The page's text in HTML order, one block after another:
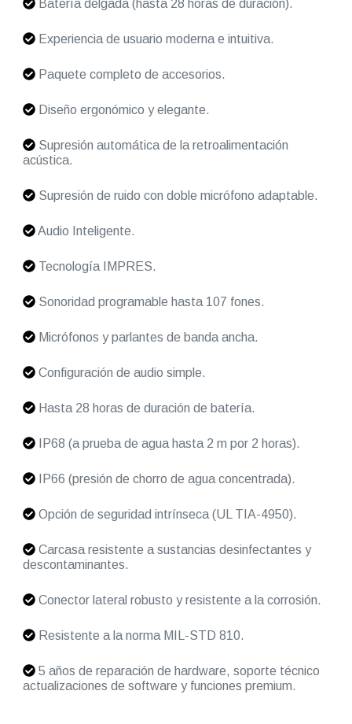
Batería delgada (hasta 28 horas de duración).
Experiencia de usuario moderna e intuitiva.
Paquete completo de accesorios.
Diseño ergonómico y elegante.
Supresión automática de la retroalimentación
acústica.
Supresión de ruido con doble micrófono adaptable.
Audio Inteligente.
Tecnología IMPRES.
Sonoridad programable hasta 107 fones.
Micrófonos y parlantes de banda ancha.
Configuración de audio simple.
Hasta 28 horas de duración de batería.
IP68 (a prueba de agua hasta 2 m por 2 horas).
IP66 (presión de chorro de agua concentrada).
Opción de seguridad intrínseca (UL TIA-4950).
Carcasa resistente a sustancias desinfectantes y
descontaminantes.
Conector lateral robusto y resistente a la corrosión.
Resistente a la norma MIL-STD 810.
5 años de reparación de hardware, soporte técnico
actualizaciones de software y funciones premium.